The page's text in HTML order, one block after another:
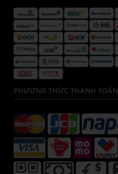
PHƯƠNG THỨC THANH TOÁN